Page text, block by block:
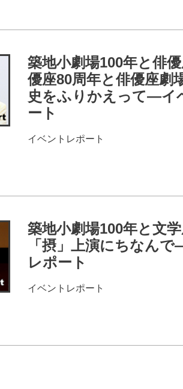
築地小劇場100年と俳
優座80周年と俳優座劇
史をふりかえって―イ
ート
イベントレポート
築地小劇場100年と文
「摂」上演にちなん
レポート
イベントレポート